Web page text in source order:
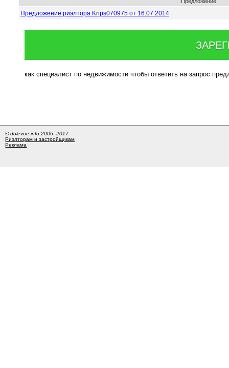
Предложение риэлтора Krips070975 от 16.07.2014
как специалист по недвижимости чтобы ответить на запрос
© dolevoe.info 2006–2017
Риэлторам и застройщикам
Реклама